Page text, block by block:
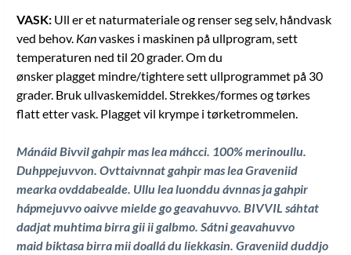
VASK: Ull er et naturmateriale og renser seg selv, håndvask
ved behov. Kanvaskes i maskinen på ullprogram, sett
temperaturen ned til 20 grader. Om du
ønsker plagget mindre/tightere sett ullprogrammet på 30
grader. Bruk ullvaskemiddel. Strekkes/formes og tørkes
flatt etter vask. Plagget vil krympe i tørketrommelen.
Mánáid Bivvil gahpir mas lea máhcci. 100% merinoullu.
Duhppejuvvon. Ovttaivnnat gahpir mas lea Graveniid
mearka ovddabealde. Ullu lea luonddu ávnnas ja gahpir
hápmejuvvo oaivve mielde go geavahuvvo. BIVVIL sáhtat
dadjat muhtima birra gii ii galbmo. Sátni geavahuvvo
maid biktasa birra mii doallá du liekkasin. Graveniid duddjo